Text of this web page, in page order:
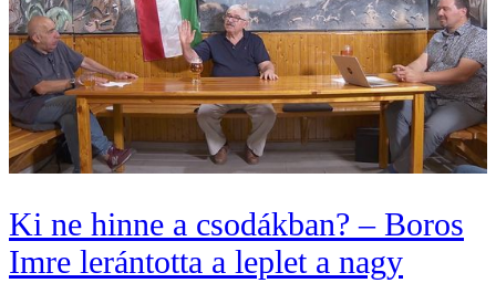
Ki ne hinne a csodákban? – Boros
Imre lerántotta a leplet a nagy